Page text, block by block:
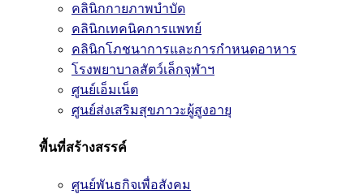
คลินิกกายภาพบำบัด
คลินิกเทคนิคการแพทย์
คลินิกโภชนาการและการกำหนดอาหาร
โรงพยาบาลสัตว์เล็กจุฬาฯ
ศูนย์เอ็มเน็ต
ศูนย์ส่งเสริมสุขภาวะผู้สูงอายุ
พื้นที่สร้างสรรค์
ศูนย์พันธกิจเพื่อสังคม